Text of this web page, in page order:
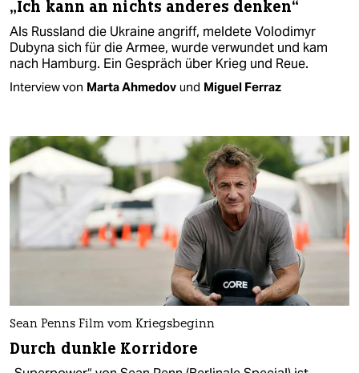
„Ich kann an nichts anderes denken“
Als Russland die Ukraine angriff, meldete Volodimyr
Dubyna sich für die Armee, wurde verwundet und kam
nach Hamburg. Ein Gespräch über Krieg und Reue.
Interview von Marta Ahmedov und Miguel Ferraz
Sean Penns Film vom Kriegsbeginn
Durch dunkle Korridore